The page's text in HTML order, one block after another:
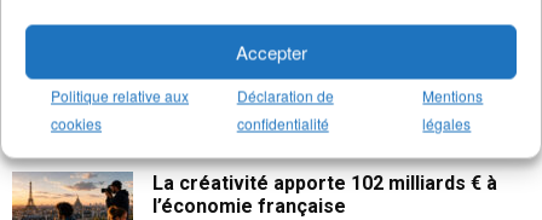
Accepter
Politique relative aux
cookies
Déclaration de
confidentialité
Mentions
légales
La créativité apporte 102 milliards € à
l’économie française